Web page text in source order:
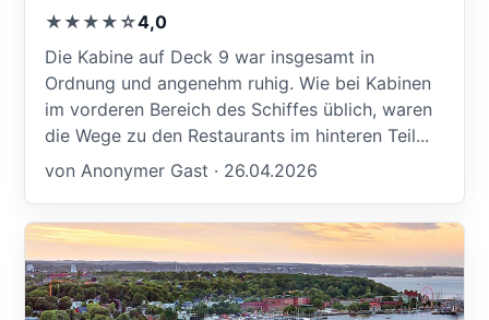
★★★★☆4,0
Die Kabine auf Deck 9 war insgesamt in
Ordnung und angenehm ruhig. Wie bei Kabinen
im vorderen Bereich des Schiffes üblich, waren
die Wege zu den Restaurants im hinteren Teil...
von Anonymer Gast · 26.04.2026